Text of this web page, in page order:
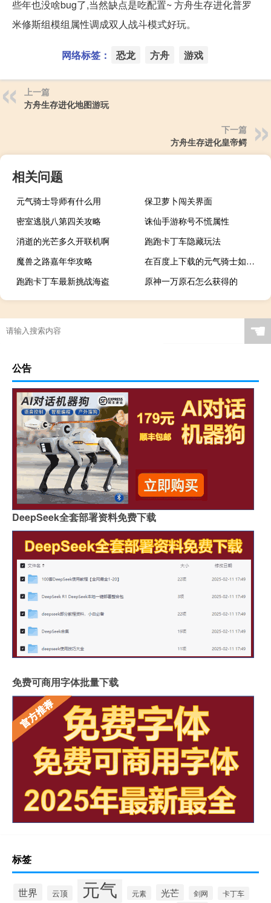
些年也没啥bug了,当然缺点是吃配置~ 方舟生存进化普罗
米修斯组模组属性调成双人战斗模式好玩。
网络标签： 恐龙 方舟 游戏
上一篇
方舟生存进化地图游玩
下一篇
方舟生存进化皇帝鳄
相关问题
元气骑士导师有什么用
保卫萝卜闯关界面
密室逃脱八第四关攻略
诛仙手游称号不慌属性
消逝的光芒多久开联机啊
跑跑卡丁车隐藏玩法
魔兽之路嘉年华攻略
在百度上下载的元气骑士如何更新
跑跑卡丁车最新挑战海盗
原神一万原石怎么获得的
☚
公告
DeepSeek全套部署资料免费下载
免费可商用字体批量下载
标签
世界 云顶 元气 元素 光芒 剑网 卡丁车